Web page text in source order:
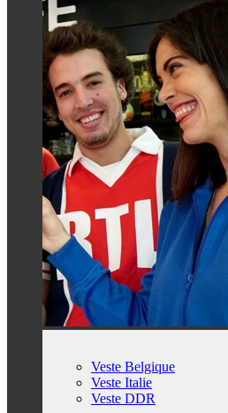
Veste Belgique
Veste Italie
Veste DDR